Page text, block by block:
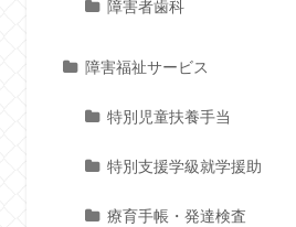
障害者歯科
障害福祉サービス
特別児童扶養手当
特別支援学級就学援助
療育手帳・発達検査